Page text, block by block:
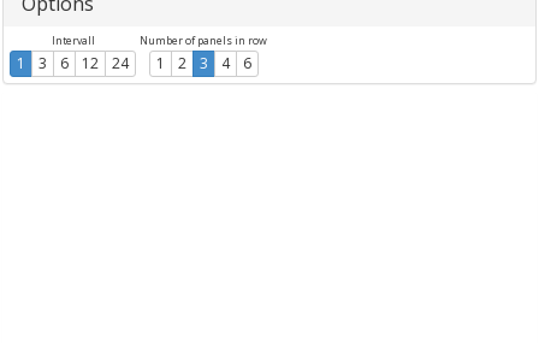
Intervall
1 3 6 12 24
Number of panels in row
1 2 3 4 6